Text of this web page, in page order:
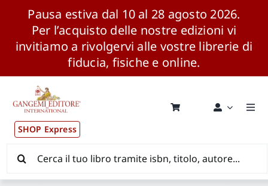
Pausa estiva dal 10 al 28 agosto 2026.
Per l’acquisto delle nostre edizioni vi
invitiamo a rivolgervi alle vostre librerie di
fiducia, fisiche e online.
contenuto
SHOP Express
Pubblicazioni
News ed Eventi
per: